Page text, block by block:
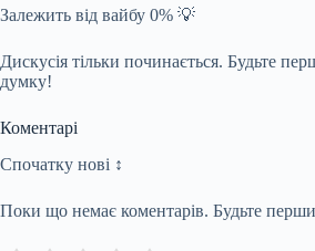
Залежить від вайбу 0% 💡
Дискусія тільки починається. Будьте
думку!
Коментарі
Спочатку нові ↕
Поки що немає коментарів. Будьте